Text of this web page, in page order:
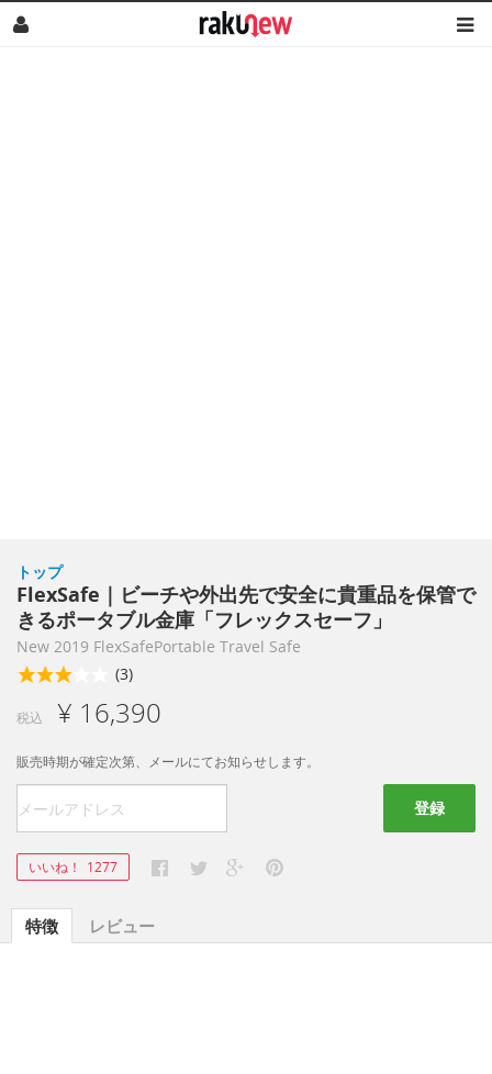
トップ
FlexSafe｜ビーチや外出先で安全に貴重品を保管で
きるポータブル金庫「フレックスセーフ」
New 2019 FlexSafePortable Travel Safe
(3)
税込 ¥ 16,390
販売時期が確定次第、メールにてお知らせします。
登録
いいね！ 1277
特徴 レビュー